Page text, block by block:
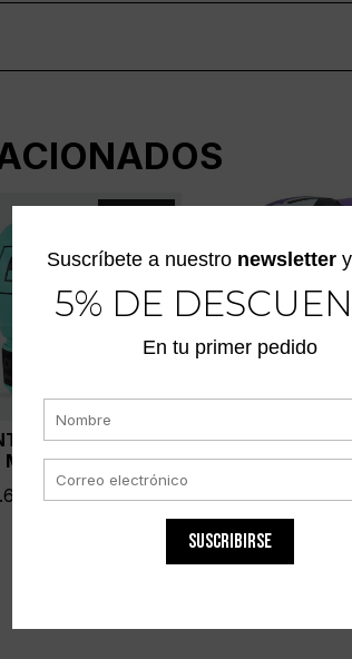
DE BOXEO
MINT
GUANTES C2
CON
$269.400
Suscríbete a nuestro newsletter
5% DE
En tu primer pedido
SUSCRIBIRSE